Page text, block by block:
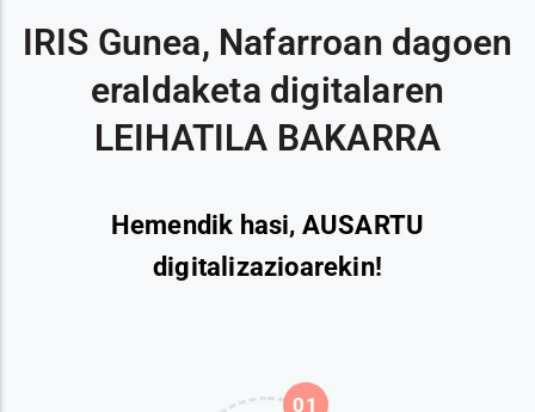
IRIS Gunea, Nafarroan dagoen
eraldaketa digitalaren
LEIHATILA BAKARRA
Hemendik hasi, AUSARTU
digitalizazioarekin!
01